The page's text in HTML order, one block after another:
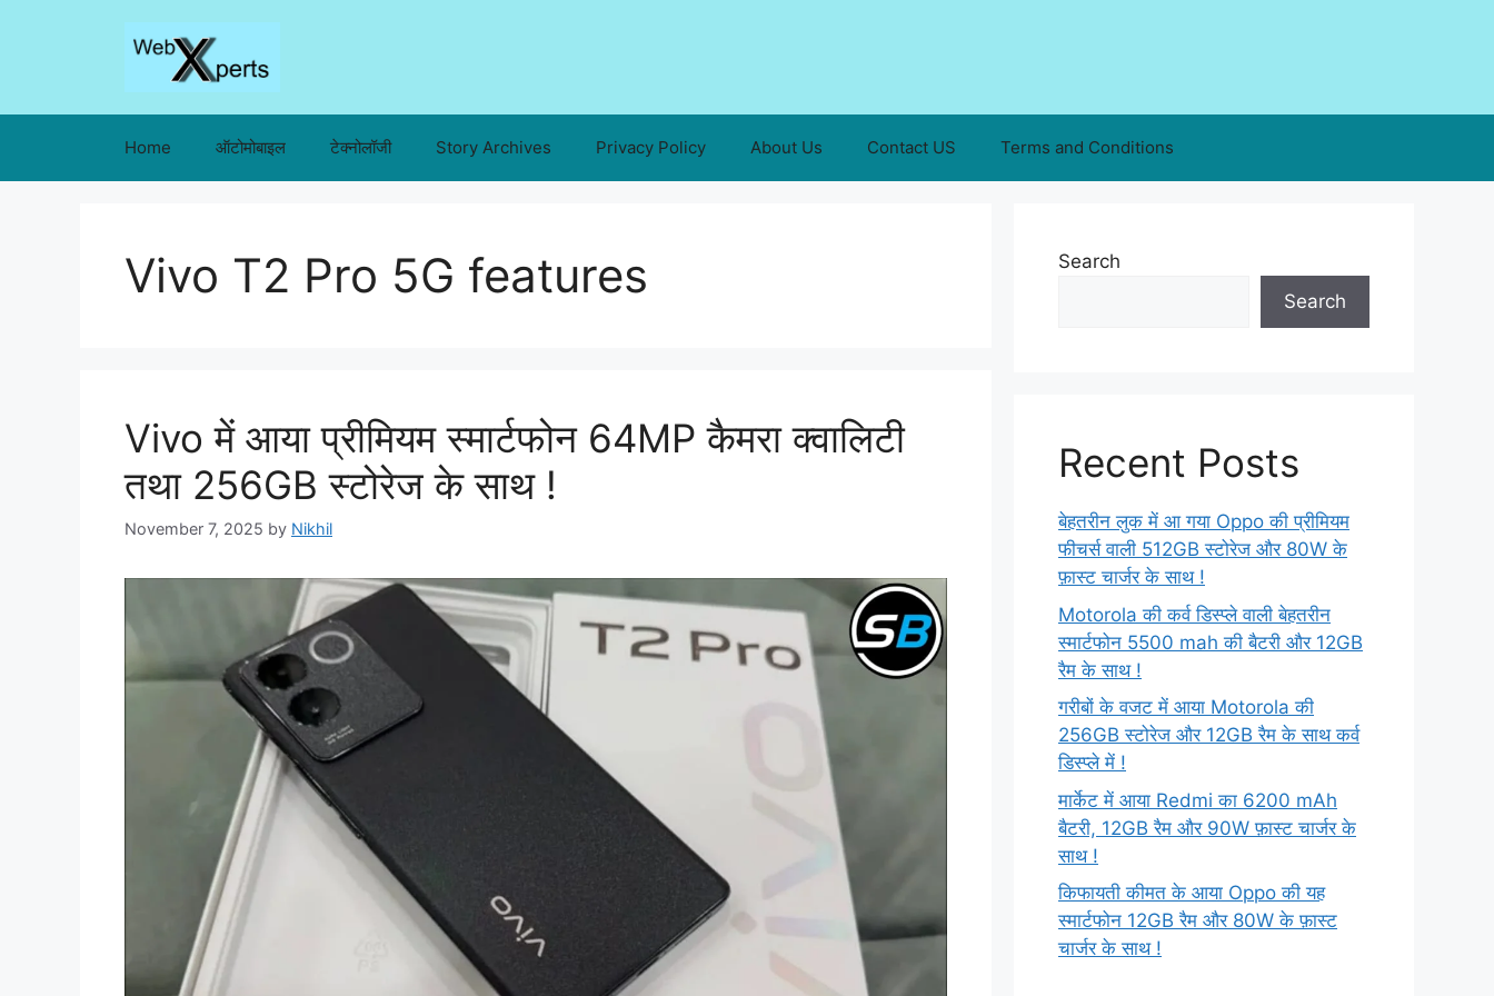
Home ऑटोमोबाइल टेक्नोलॉजी Story Archives Privacy Policy About Us Contact US Terms and Conditions
Vivo T2 Pro 5G features
Vivo में आया प्रीमियम स्मार्टफोन 64MP कैमरा क्वालिटी
तथा 256GB स्टोरेज के साथ !
November 7, 2025 by Nikhil
Search
Search
Recent Posts
बेहतरीन लुक में आ गया Oppo की प्रीमियम
फीचर्स वाली 512GB स्टोरेज और 80W के
फ़ास्ट चार्जर के साथ !
Motorola की कर्व डिस्प्ले वाली बेहतरीन
स्मार्टफोन 5500 mah की बैटरी और 12GB
रैम के साथ !
गरीबों के वजट में आया Motorola की
256GB स्टोरेज और 12GB रैम के साथ कर्व
डिस्प्ले में !
मार्केट में आया Redmi का 6200 mAh
बैटरी, 12GB रैम और 90W फ़ास्ट चार्जर के
साथ !
किफायती कीमत के आया Oppo की यह
स्मार्टफोन 12GB रैम और 80W के फ़ास्ट
चार्जर के साथ !